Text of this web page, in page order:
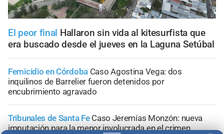
El peor final Hallaron sin vida al kitesurfista que
era buscado desde el jueves en la Laguna Setúbal
Femicidio en Córdoba Caso Agostina Vega: dos
inquilinos de Barrelier fueron detenidos por
encubrimiento agravado
Tribunales de Santa Fe Caso Jeremías Monzón: nueva
imputación para la menor involucrada en el crimen